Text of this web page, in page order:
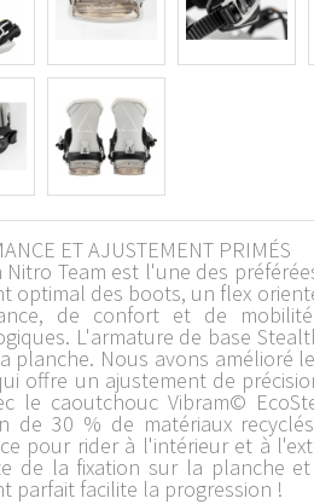
ET AJUSTEMENT PRIMÉS
Nitro Team est l'une des
optimal des boots, un flex
de confort et de
L'armature de base
planche. Nous avons amélioré
offre un ajustement de
le caoutchouc Vibram©
de 30 % de matériaux
pour rider à l'intérieur et à
de la fixation sur la planche
parfait facilite la progression !